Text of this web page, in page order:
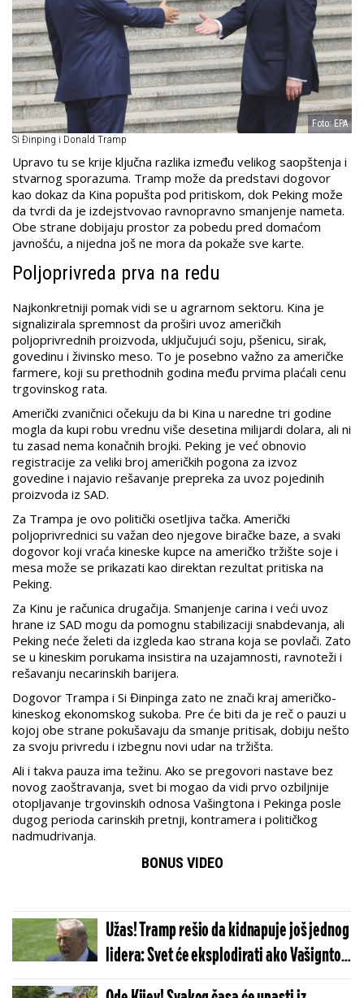
Foto: EPA
Si Đinping i Donald Tramp
Upravo tu se krije ključna razlika između velikog saopštenja i
stvarnog sporazuma. Tramp može da predstavi dogovor
kao dokaz da Kina popušta pod pritiskom, dok Peking može
da tvrdi da je izdejstvovao ravnopravno smanjenje nameta.
Obe strane dobijaju prostor za pobedu pred domaćom
javnošću, a nijedna još ne mora da pokaže sve karte.
Poljoprivreda prva na redu
Najkonkretniji pomak vidi se u agrarnom sektoru. Kina je
signalizirala spremnost da proširi uvoz američkih
poljoprivrednih proizvoda, uključujući soju, pšenicu, sirak,
govedinu i živinsko meso. To je posebno važno za američke
farmere, koji su prethodnih godina među prvima plaćali cenu
trgovinskog rata.
Američki zvaničnici očekuju da bi Kina u naredne tri godine
mogla da kupi robu vrednu više desetina milijardi dolara, ali ni
tu zasad nema konačnih brojki. Peking je već obnovio
registracije za veliki broj američkih pogona za izvoz
govedine i najavio rešavanje prepreka za uvoz pojedinih
proizvoda iz SAD.
Za Trampa je ovo politički osetljiva tačka. Američki
poljoprivrednici su važan deo njegove biračke baze, a svaki
dogovor koji vraća kineske kupce na američko tržište soje i
mesa može se prikazati kao direktan rezultat pritiska na
Peking.
Za Kinu je računica drugačija. Smanjenje carina i veći uvoz
hrane iz SAD mogu da pomognu stabilizaciji snabdevanja, ali
Peking neće želeti da izgleda kao strana koja se povlači. Zato
se u kineskim porukama insistira na uzajamnosti, ravnoteži i
rešavanju necarinskih barijera.
Dogovor Trampa i Si Đinpinga zato ne znači kraj američko-
kineskog ekonomskog sukoba. Pre će biti da je reč o pauzi u
kojoj obe strane pokušavaju da smanje pritisak, dobiju nešto
za svoju privredu i izbegnu novi udar na tržišta.
Ali i takva pauza ima težinu. Ako se pregovori nastave bez
novog zaoštravanja, svet bi mogao da vidi prvo ozbiljnije
otopljavanje trgovinskih odnosa Vašingtona i Pekinga posle
dugog perioda carinskih pretnji, kontramera i političkog
nadmudrivanja.
BONUS VIDEO
Užas! Tramp rešio da kidnapuje još jednog
lidera: Svet će eksplodirati ako Vašignton
ovo sprovede u delo